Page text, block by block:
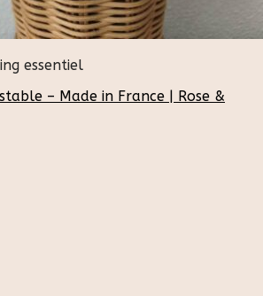
essentiel
– Made in France | Rose &